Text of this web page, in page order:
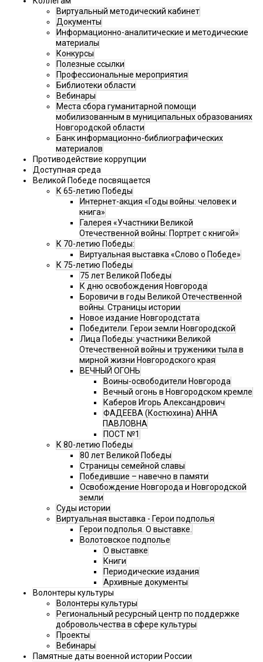
Виртуальный методический кабинет
Документы
Информационно-аналитические и методические
материалы
Конкурсы
Полезные ссылки
Профессиональные мероприятия
Библиотеки области
Вебинары
Места сбора гуманитарной помощи
мобилизованным в муниципальных образованиях
Новгородской области
Банк информационно-библиографических
материалов
Противодействие коррупции
Доступная среда
Великой Победе посвящается
К 65-летию Победы
Интернет-акция «Годы войны: человек и
книга»
Галерея «Участники Великой
Отечественной войны: Портрет с книгой»
К 70-летию Победы:
Виртуальная выставка «Слово о Победе»
К 75-летию Победы
75 лет Великой Победы
К дню освобождения Новгорода
Боровичи в годы Великой Отечественной
войны. Страницы истории
Новое издание Новгородстата
Победители. Герои земли Новгородской
Лица Победы: участники Великой
Отечественной войны и труженики тыла в
мирной жизни Новгородского края
ВЕЧНЫЙ ОГОНЬ
Воины-освободители Новгорода
Вечный огонь в Новгородском кремле
Каберов Игорь Александрович
ФАДЕЕВА (Костюхина) АННА
ПАВЛОВНА
ПОСТ №1
К 80-летию Победы
80 лет Великой Победы
Страницы семейной славы
Победившие – навечно в памяти
Освобождение Новгорода и Новгородской
земли
Суды истории
Виртуальная выставка - Герои подполья
Герои подполья. О выставке.
Волотовское подполье
О выставке
Книги
Периодические издания
Архивные документы
Волонтеры культуры
Волонтеры культуры
Региональный ресурсный центр по поддержке
добровольчества в сфере культуры
Проекты
Вебинары
Памятные даты военной истории России